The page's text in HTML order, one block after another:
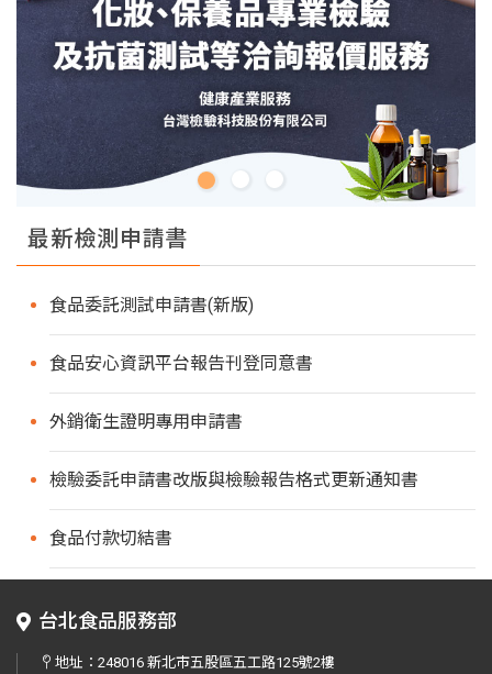
最新檢測申請書
食品委託測試申請書(新版)
食品安心資訊平台報告刊登同意書
外銷衛生證明專用申請書
檢驗委託申請書改版與檢驗報告格式更新通知書
食品付款切結書
台北食品服務部
地址：248016 新北市五股區五工路125號2樓